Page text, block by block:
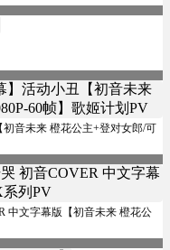
音未来 橙花公主+登对女郎/可
中文字幕版【初音未来 橙花公